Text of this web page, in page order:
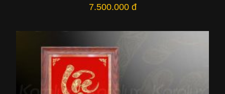
7.500.000 đ